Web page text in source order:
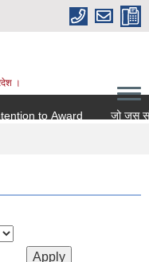
।
to Award जो जस संग